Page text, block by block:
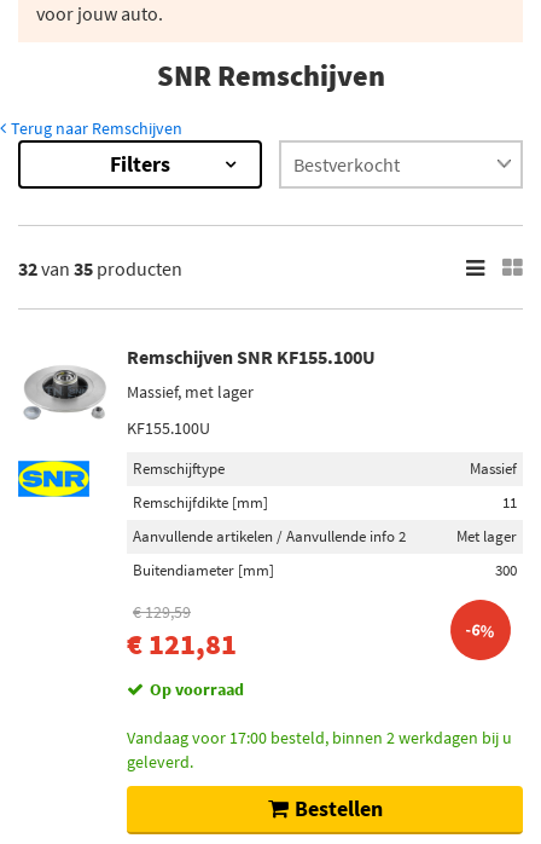
voor jouw auto.
SNR Remschijven
Terug naar Remschijven
Filters
32van 35 producten
Remschijven SNR KF155.100U
Massief, met lager
KF155.100U
Remschijftype
Massief
Remschijfdikte [mm]
11
Aanvullende artikelen / Aanvullende info 2
Met lager
Buitendiameter [mm]
300
€ 129,59
€ 121,81 -6%
Op voorraad
Vandaag voor 17:00 besteld, binnen 2 werkdagen bij u
geleverd.
Bestellen